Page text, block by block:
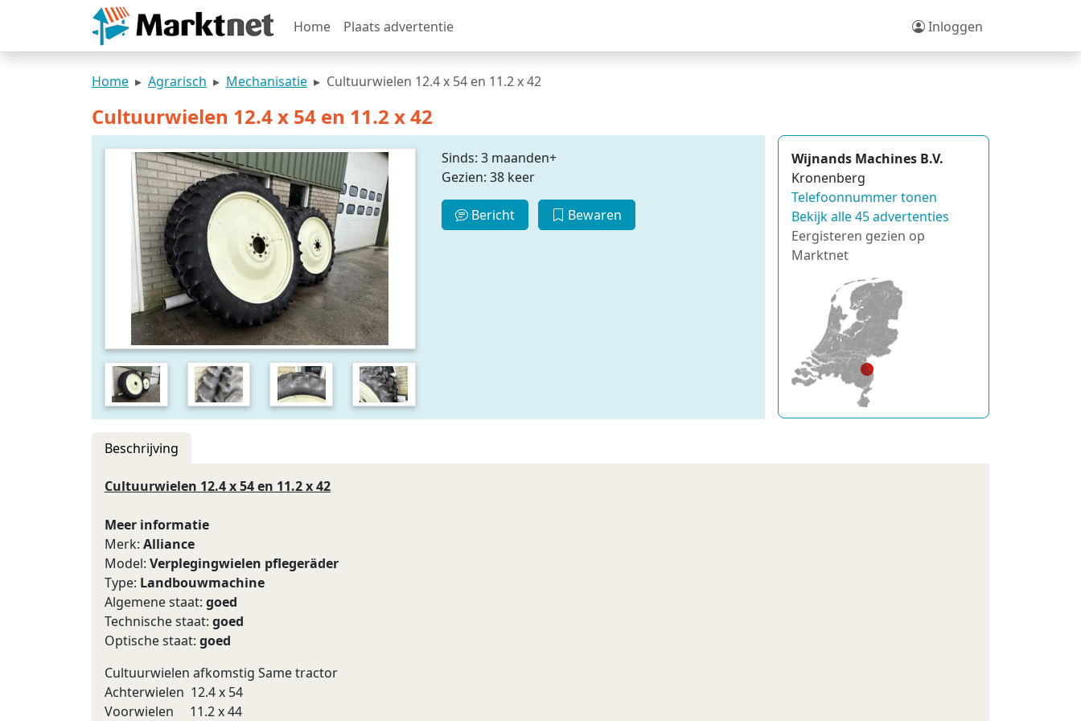
Home Plaats advertentie Inloggen
Home Agrarisch Mechanisatie Cultuurwielen 12.4 x 54 en 11.2 x 42
Cultuurwielen 12.4 x 54 en 11.2 x 42
Sinds: 3 maanden+
Gezien: 38 keer
Bericht Bewaren
Wijnands Machines B.V.
Kronenberg
Telefoonnummer tonen
Bekijk alle 45 advertenties
Eergisteren gezien op
Marktnet
Beschrijving
Cultuurwielen 12.4 x 54 en 11.2 x 42
Meer informatie
Merk: Alliance
Model: Verplegingwielen pflegeräder
Type: Landbouwmachine
Algemene staat: goed
Technische staat: goed
Optische staat: goed
Cultuurwielen afkomstig Same tractor
Achterwielen 12.4 x 54
Voorwielen 11.2 x 44